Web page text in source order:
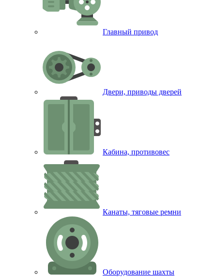
Главный привод
Двери, приводы дверей
Кабина, противовес
Канаты, тяговые ремни
Оборудование шахты